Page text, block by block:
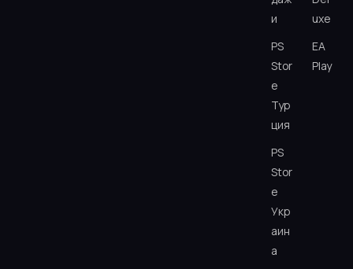
и
PS
Stor
e
Тур
ция
PS
Stor
e
Укр
аин
а
uxe
EA
Play